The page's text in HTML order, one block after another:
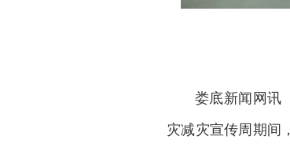
娄底新闻网讯
灾减灾宣传周期间